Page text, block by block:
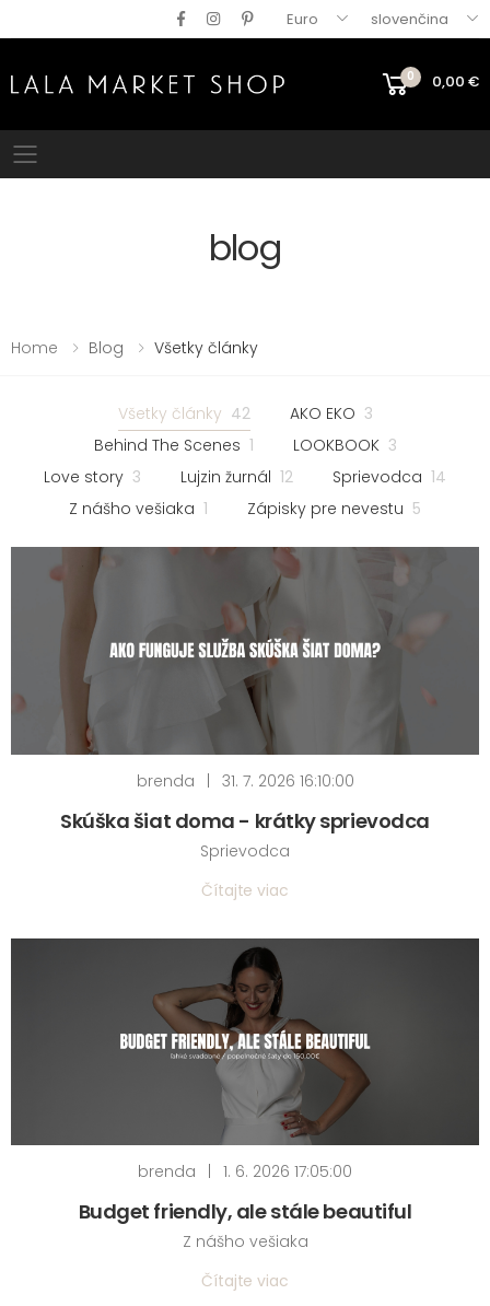
Euro slovenčina
0 0,00 €
Mobile menu
blog
Home Blog Všetky články
Všetky články 42 AKO EKO 3
Behind The Scenes 1 LOOKBOOK 3
Love story 3 Lujzin žurnál 12 Sprievodca 14
Z nášho vešiaka 1 Zápisky pre nevestu 5
brenda | 31. 7. 2026 16:10:00
Skúška šiat doma - krátky sprievodca
Sprievodca
Čítajte viac
brenda 1. 6. 2026 17:05:00
Budget friendly, ale stále beautiful
Z nášho vešiaka
Čítajte viac